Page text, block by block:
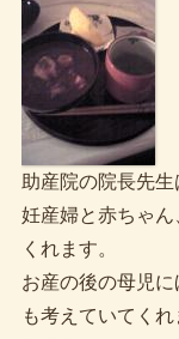
助産院の院長先生
妊産婦と赤ちゃ
くれます。
お産の後の母児
も考えていてくれ